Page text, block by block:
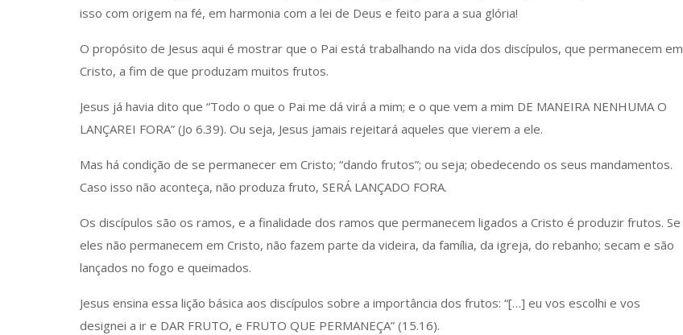
isso com origem na fé, em harmonia com a lei de Deus e feito para a sua glória!
O propósito de Jesus aqui é mostrar que o Pai está trabalhando na vida dos discípulos, que permanecem em
Cristo, a fim de que produzam muitos frutos.
Jesus já havia dito que “Todo o que o Pai me dá virá a mim; e o que vem a mim DE MANEIRA NENHUMA O
LANÇAREI FORA” (Jo 6.39). Ou seja, Jesus jamais rejeitará aqueles que vierem a ele.
Mas há condição de se permanecer em Cristo; “dando frutos”; ou seja; obedecendo os seus mandamentos.
Caso isso não aconteça, não produza fruto, SERÁ LANÇADO FORA.
Os discípulos são os ramos, e a finalidade dos ramos que permanecem ligados a Cristo é produzir frutos. Se
eles não permanecem em Cristo, não fazem parte da videira, da família, da igreja, do rebanho; secam e são
lançados no fogo e queimados.
Jesus ensina essa lição básica aos discípulos sobre a importância dos frutos: “[…] eu vos escolhi e vos
designei a ir e DAR FRUTO, e FRUTO QUE PERMANEÇA” (15.16).